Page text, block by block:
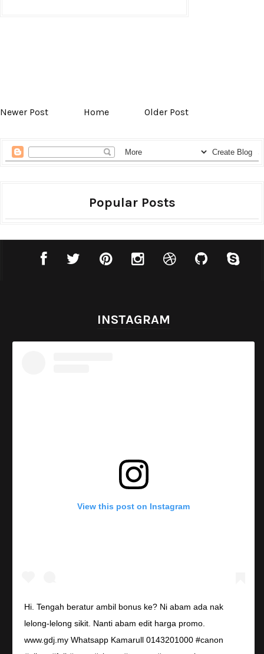
Newer Post Home Older Post
Popular Posts
INSTAGRAM
View this post on Instagram
Hi. Tengah beratur ambil bonus ke? Ni abam ada nak
lelong-lelong sikit. Nanti abam edit harga promo.
www.gdj.my Whatsapp Kamarull 0143201000 #canon